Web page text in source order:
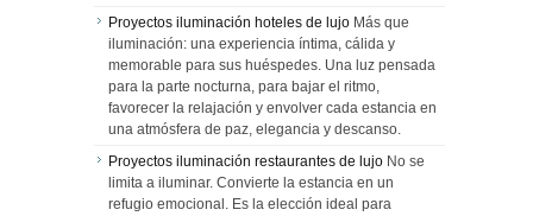
Proyectos iluminación hoteles de lujo Más que
iluminación: una experiencia íntima, cálida y
memorable para sus huéspedes. Una luz pensada
para la parte nocturna, para bajar el ritmo,
favorecer la relajación y envolver cada estancia en
una atmósfera de paz, elegancia y descanso.
Proyectos iluminación restaurantes de lujo No se
limita a iluminar. Convierte la estancia en un
refugio emocional. Es la elección ideal para